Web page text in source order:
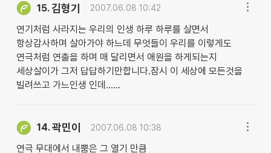
15.김형기 2007.06.08 10:42
연기처럼 사라지는 우리의 인생 하루 하루를 살면서
항상감사하며 살아가야 하느데 무엇들이 우리를 이렇게도
연극처럼 연출을 하며 매 달리면서 애원을 하게되는지
세상살이가 그저 답답하기만합니다.잠시 이 세상에 모든것을
빌려쓰고 가느인생 인데......
14.곽민이 2007.06.08 10:38
연극 무대에서 내뿜은 그 열기 만큼